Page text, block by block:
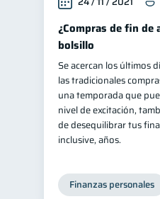
¿Compras de fin de
bolsillo
Se acercan los últimos
las tradicionales
una temporada que
nivel de excitación,
de desequilibrar tus
inclusive, años.
Finanzas personales